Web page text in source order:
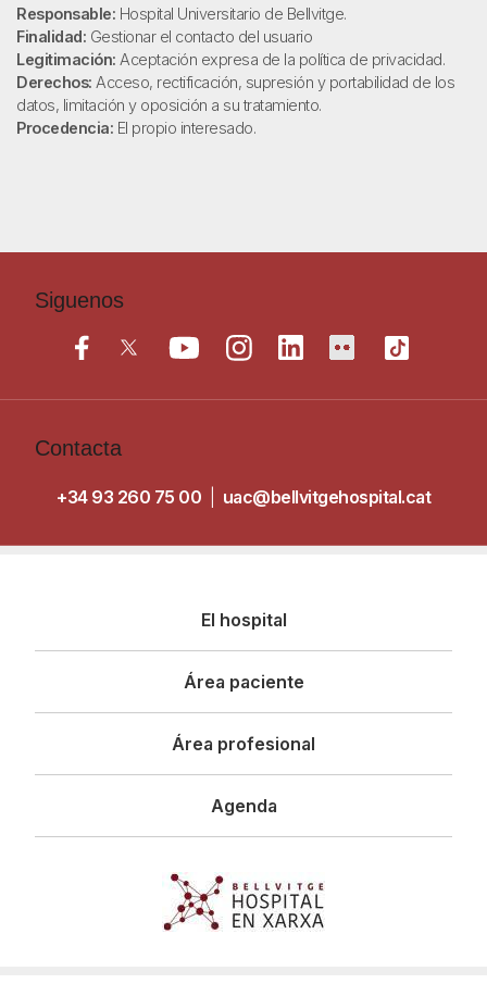
Responsable: Hospital Universitario de Bellvitge.
Finalidad: Gestionar el contacto del usuario
Legitimación: Aceptación expresa de la política de privacidad.
Derechos: Acceso, rectificación, supresión y portabilidad de los
datos, limitación y oposición a su tratamiento.
Procedencia: El propio interesado.
Siguenos
Contacta
+34 93 260 75 00 uac@bellvitgehospital.cat
El hospital
Área paciente
Área profesional
Agenda